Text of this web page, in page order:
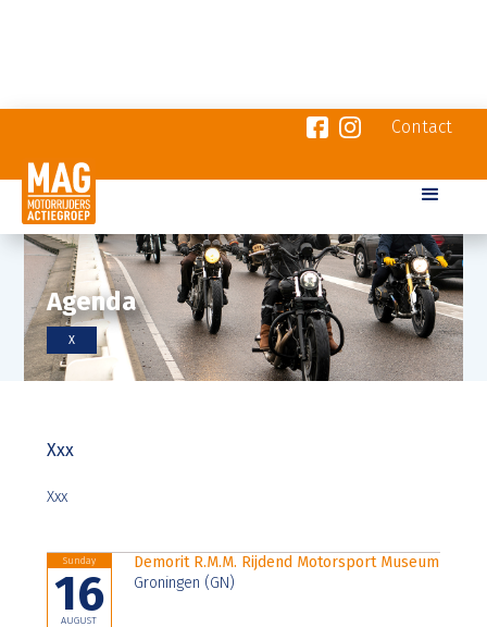
Contact
Agenda
X
Xxx
Xxx
Sunday
16
AUGUST
Demorit R.M.M. Rijdend Motorsport Museum
Groningen (GN)